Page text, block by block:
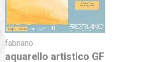
fabriano
aquarello artistico GF